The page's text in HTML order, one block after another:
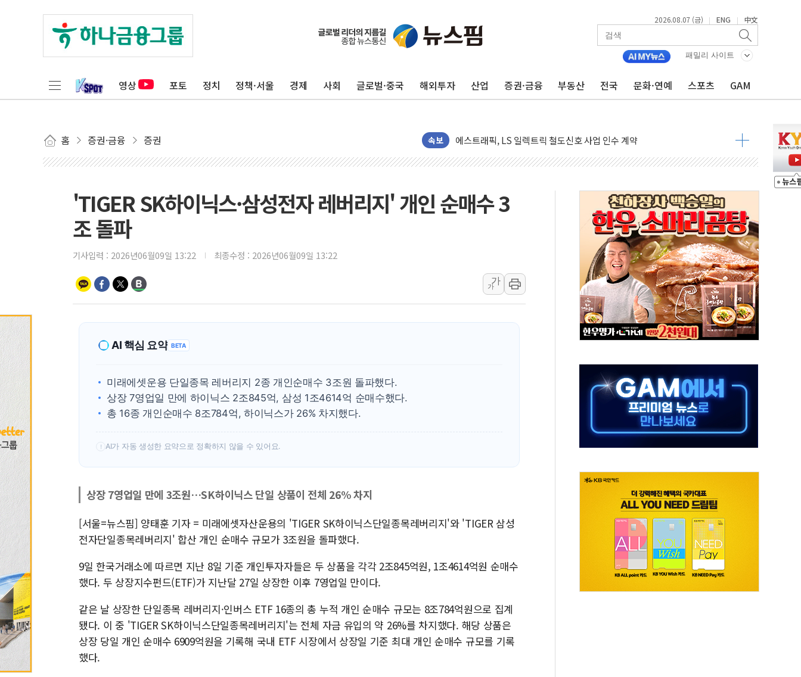
2026.08.07 (금) | ENG | 中文
패밀리 사이트
영상 포토 정치 정책·서울 경제 사회 글로벌·중국 해외투자 산업 증권·금융 부동산 전국 문화·연예 스포츠 GAM
홈 증권·금융 증권 속보
새온, '자율주행자동차 AI 미션 챌린지' 성료
오에스피, '세계 고양이의 날' 맞아 네이버와 대규모 프로모션
GLN인터내셔널, 방한 외국인 QR결제 서비스 확장 나선다
에이치시티 "에이치엔에이치바이오, 휴믹 흡수합병 완료"
폭염에 하루 온열질환자 208명…누적 사망자 23명·가축 83만마리 폐사
세븐일레븐, 쿠팡이츠와 손잡고 퀵커머스 확대
이란 협상단장, 트럼프 'TACO' 조롱 "쇼외교...더 이상 필요 없다"
오뚜기, '2026 오뚜기몰 대잔치' …경품·할인 혜택 풍성
네이버, AI 투자로 숨 고르기…매출 16% 늘고 영업이익은 제자리
카카오스타일 지그재그, '직잭뷰티 페스타'…최대 91% 할인
풀무원푸드앤컬처, 인천공항서 '팔도음식대전'
애경산업, 서울시 취약계층 위해 53억원 상당 통큰 기부
중기부, 떡국·떡볶이떡 제조업 '생계형 적합업종' 재지정...5년 더 보호
[브라질증시] 금리 인하에도 추가 완화 불확실성에 1.2% 하락 마감
[뉴스핌 이 시각 PICK] 李, 오늘 부동산 2차 회의 外
제나벨, 배우 공승연 브랜드 모델 발탁… 부산 광안서 약국 팝업스토어 운영
'TIGER SK하이닉스·삼성전자 레버리지' 개인 순매수 3
조 돌파
기사입력 : 2026년06월09일 13:22 최종수정 : 2026년06월09일 13:22
가
가
AI 핵심 요약 BETA
미래에셋운용 단일종목 레버리지 2종 개인순매수 3조원 돌파했다.
상장 7영업일 만에 하이닉스 2조845억, 삼성 1조4614억 순매수했다.
총 16종 개인순매수 8조784억, 하이닉스가 26% 차지했다.
! AI가 자동 생성한 요약으로 정확하지 않을 수 있어요.
상장 7영업일 만에 3조원…SK하이닉스 단일 상품이 전체 26% 차지
[서울=뉴스핌] 양태훈 기자 = 미래에셋자산운용의 'TIGER SK하이닉스단일종목레버리지'와 'TIGER 삼성
전자단일종목레버리지' 합산 개인 순매수 규모가 3조원을 돌파했다.
9일 한국거래소에 따르면 지난 8일 기준 개인투자자들은 두 상품을 각각 2조845억원, 1조4614억원 순매수
했다. 두 상장지수펀드(ETF)가 지난달 27일 상장한 이후 7영업일 만이다.
같은 날 상장한 단일종목 레버리지·인버스 ETF 16종의 총 누적 개인 순매수 규모는 8조784억원으로 집계
됐다. 이 중 'TIGER SK하이닉스단일종목레버리지'는 전체 자금 유입의 약 26%를 차지했다. 해당 상품은
상장 당일 개인 순매수 6909억원을 기록해 국내 ETF 시장에서 상장일 기준 최대 개인 순매수 규모를 기록
했다.